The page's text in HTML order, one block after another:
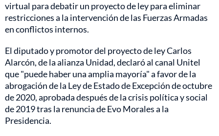
virtual para debatir un proyecto de ley para eliminar
restricciones a la intervención de las Fuerzas Armadas
en conflictos internos.
El diputado y promotor del proyecto de ley Carlos
Alarcón, de la alianza Unidad, declaró al canal Unitel
que "puede haber una amplia mayoría" a favor de la
abrogación de la Ley de Estado de Excepción de octubre
de 2020, aprobada después de la crisis política y social
de 2019 tras la renuncia de Evo Morales a la
Presidencia.